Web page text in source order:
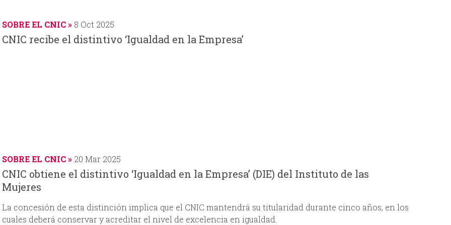
q
u
e
a
SOBRE EL CNIC 8 Oct 2025
CNIC recibe el distintivo ‘Igualdad en la Empresa’
SOBRE EL CNIC 20 Mar 2025
CNIC obtiene el distintivo ‘Igualdad en la Empresa’ (DIE) del Instituto de las
Mujeres
La concesión de esta distinción implica que el CNIC mantendrá su titularidad durante cinco años, en los
cuales deberá conservar y acreditar el nivel de excelencia en igualdad.